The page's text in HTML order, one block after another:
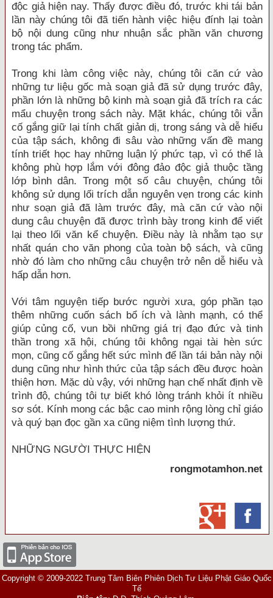
độc giả hiện nay. Thấy được điều đó, trước khi tái bản
lần này chúng tôi đã tiến hành việc hiệu đính lại toàn
bộ nội dung cũng như nhuận sắc phần văn chương
trong tác phẩm.
Trong khi làm công việc này, chúng tôi căn cứ vào
những tư liệu gốc mà soạn giả đã sử dụng trước đây,
phần lớn là những bộ kinh mà soạn giả đã trích ra các
mẩu chuyện trong sách này. Mặt khác, chúng tôi vẫn
cố gắng giữ lại tính chất giản dị, trong sáng và dễ hiểu
của tập sách, không đi sâu vào những vấn đề mang
tính triết học hay những luận lý phức tạp, vì có thể là
không phù hợp lắm với đông đảo độc giả thuộc tầng
lớp bình dân. Trong một số câu chuyện, chúng tôi
không sử dụng lối trích dẫn nguyên vẹn trong các kinh
như soạn giả đã làm trước đây, mà căn cứ vào nội
dung câu chuyện đã được trình bày trong kinh để viết
lại theo lối văn kể chuyện. Điều này là nhằm tạo sự
nhất quán cho văn phong của toàn bộ sách, và cũng
nhờ đó làm cho những câu chuyện trở nên dễ hiểu và
hấp dẫn hơn.
Với tâm nguyện tiếp bước người xưa, góp phần tạo
thêm những cuốn sách bổ ích và lành mạnh, có thể
giúp củng cố, vun bồi những giá trị đạo đức và tinh
thần trong xã hội, chúng tôi không ngại tài hèn sức
mọn, cũng cố gắng hết sức mình để lần tái bản này nội
dung cũng như hình thức của tập sách đều được hoàn
thiện hơn. Mặc dù vậy, với những hạn chế nhất định về
trình độ, chúng tôi tự biết khó lòng tránh khỏi ít nhiều
sơ sót. Kính mong các bậc cao minh rộng lòng chỉ giáo
và quý bạn đọc gần xa cũng niệm tình lượng thứ.
NHỮNG NGƯỜI THỰC HIỆN
rongmotamhon.net
Copyright © 2009-2022 Trung Tâm Biên Phiên Dịch Tư Liệu Phật Giáo Quốc
Tế